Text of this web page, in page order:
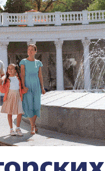
"Пока Киев горел".
состояние Зеленского